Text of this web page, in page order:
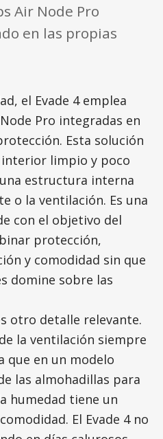
Air Node Pro
en las propias
el Evade 4 emplea
Pro integradas en
Esta solución
limpio y poco
estructura interna
o la ventilación. Es una
con el objetivo del
protección,
y comodidad sin que
domine sobre las
otro detalle relevante.
la ventilación siempre
que en un modelo
las almohadillas para
humedad tiene un
El Evade 4 no